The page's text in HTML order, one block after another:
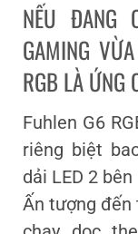
NẾU ĐANG
GAMING
RGB LÀ ỨNG
Fuhlen G6
riêng biệt
dải LED 2
Ấn tượng đến